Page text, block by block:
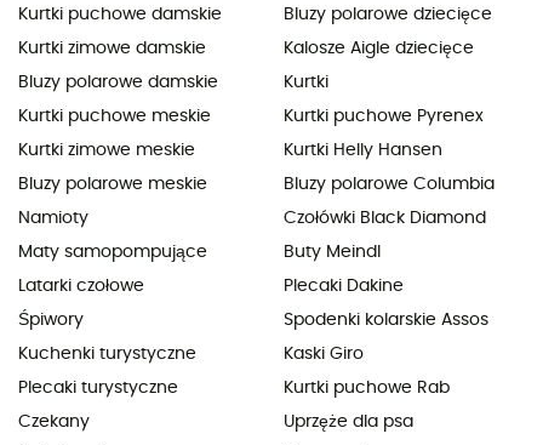
Kurtki puchowe damskie
Kurtki zimowe damskie
Bluzy polarowe damskie
Kurtki puchowe meskie
Kurtki zimowe meskie
Bluzy polarowe meskie
Namioty
Maty samopompujące
Latarki czołowe
Śpiwory
Kuchenki turystyczne
Plecaki turystyczne
Czekany
Bluzy polarowe dziecięce
Kalosze Aigle dziecięce
Kurtki
Kurtki puchowe Pyrenex
Kurtki Helly Hansen
Bluzy polarowe Columbia
Czołówki Black Diamond
Buty Meindl
Plecaki Dakine
Spodenki kolarskie Assos
Kaski Giro
Kurtki puchowe Rab
Uprzęże dla psa